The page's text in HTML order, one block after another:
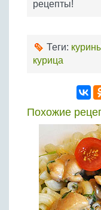
рецепты!
Теги:
курица
Похожие